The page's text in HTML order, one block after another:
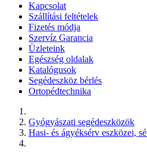
Kapcsolat
Szállítási feltételek
Fizetés módja
Szervíz Garancia
Üzleteink
Egészség oldalak
Katalógusok
Segédeszköz bérlés
Ortopédtechnika
Gyógyászati segédeszközök
Hasi- és ágyéksérv eszközei,